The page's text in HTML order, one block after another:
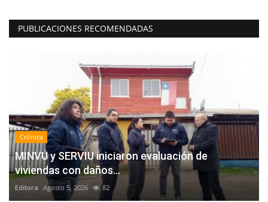
PUBLICACIONES RECOMENDADAS
Crónica
MINVU y SERVIU iniciaron evaluación de
viviendas con daños...
Editora Agosto 5, 2026 82